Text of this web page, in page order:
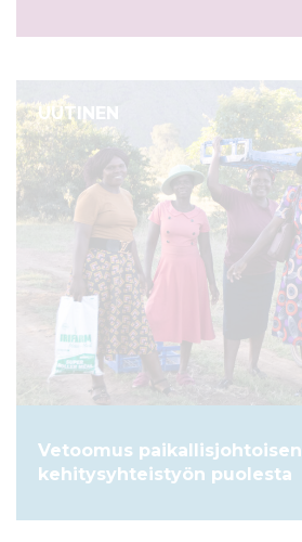
UUTINEN
Vetoomus paikallisjohtoisen
kehitysyhteistyön puolesta